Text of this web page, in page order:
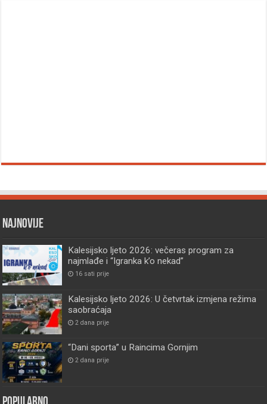
Najnovije
Kalesijsko ljeto 2026: večeras program za
najmlađe i “Igranka k’o nekad”
16 sati prije
Kalesijsko ljeto 2026: U četvrtak izmjena režima
saobraćaja
2 dana prije
“Dani sporta” u Raincima Gornjim
2 dana prije